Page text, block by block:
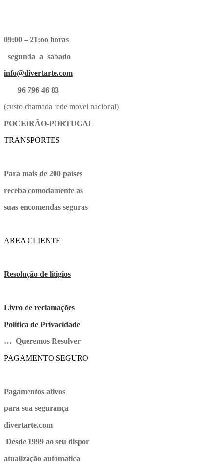
09:00 – 21:oo horas
segunda a sabado
info@divertarte.com
96 796 46 83
(custo chamada rede movel nacional)
POCEIRÃO-PORTUGAL
TRANSPORTES
Para mais de 200 países
receba comodamente as
suas encomendas seguras
AREA CLIENTE
Resolução de litigios
Livro de reclamações
Politica de Privacidade
… Queremos Resolver
PAGAMENTO SEGURO
Pagamentos ativos
para sua segurança
divertarte.com
Desde 1999 ao seu dispor
atualização automatica